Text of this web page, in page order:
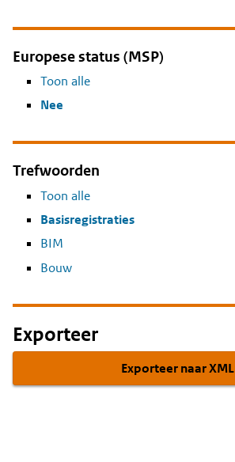
Europese status (MSP)
Toon alle
Nee
Trefwoorden
Toon alle
Basisregistraties
BIM
Bouw
Exporteer
Exporteer naar XML